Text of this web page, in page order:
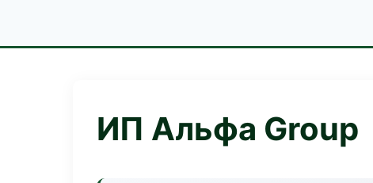
ИП Альфа Group